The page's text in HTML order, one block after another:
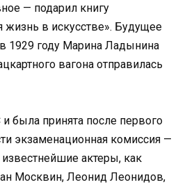
— подарил книгу
жизнь в искусстве». Будущее
1929 году Марина Ладынина
вагона отправилась
была принята после первого
экзаменационная комиссия —
известнейшие актеры, как
Москвин, Леонид Леонидов,